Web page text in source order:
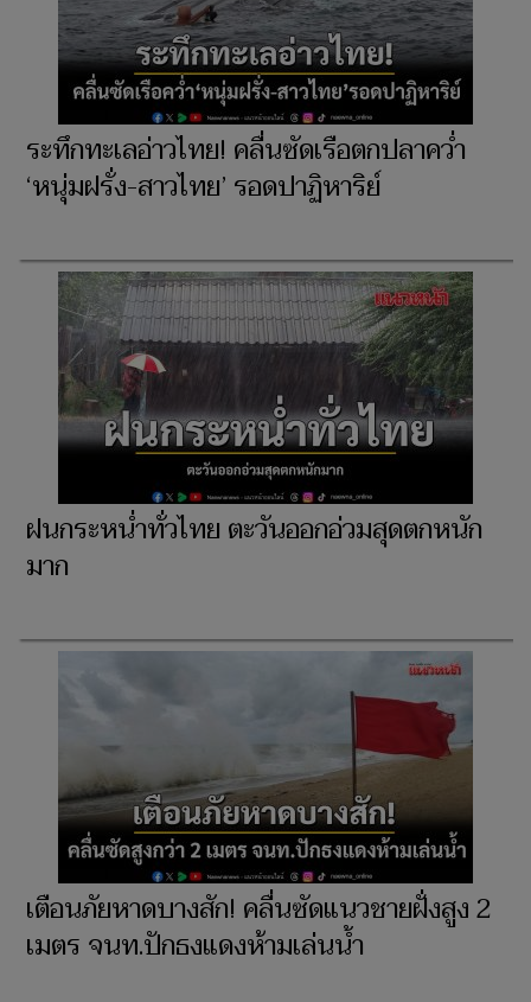
ระทึกทะเลอ่าวไทย! คลื่นซัดเรือตกปลาคว่ำ
‘หนุ่มฝรั่ง-สาวไทย’ รอดปาฏิหาริย์
ฝนกระหน่ำทั่วไทย ตะวันออกอ่วมสุดตกหนัก
มาก
เตือนภัยหาดบางสัก! คลื่นซัดแนวชายฝั่งสูง 2
เมตร จนท.ปักธงแดงห้ามเล่นน้ำ